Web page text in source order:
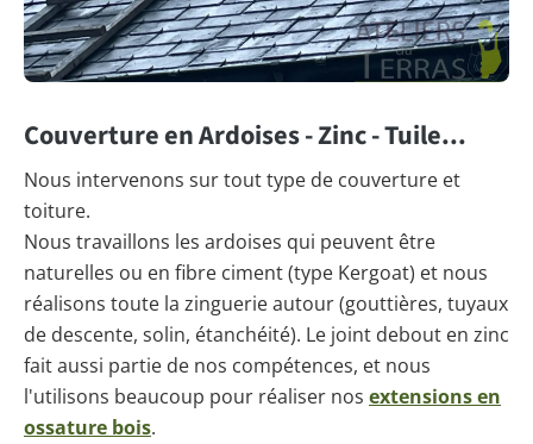
Couverture en Ardoises - Zinc - Tuile...
Nous intervenons sur tout type de couverture et
toiture.
Nous travaillons les ardoises qui peuvent être
naturelles ou en fibre ciment (type Kergoat) et nous
réalisons toute la zinguerie autour (gouttières, tuyaux
de descente, solin, étanchéité). Le joint debout en zinc
fait aussi partie de nos compétences, et nous
l'utilisons beaucoup pour réaliser nos extensions en
ossature bois.